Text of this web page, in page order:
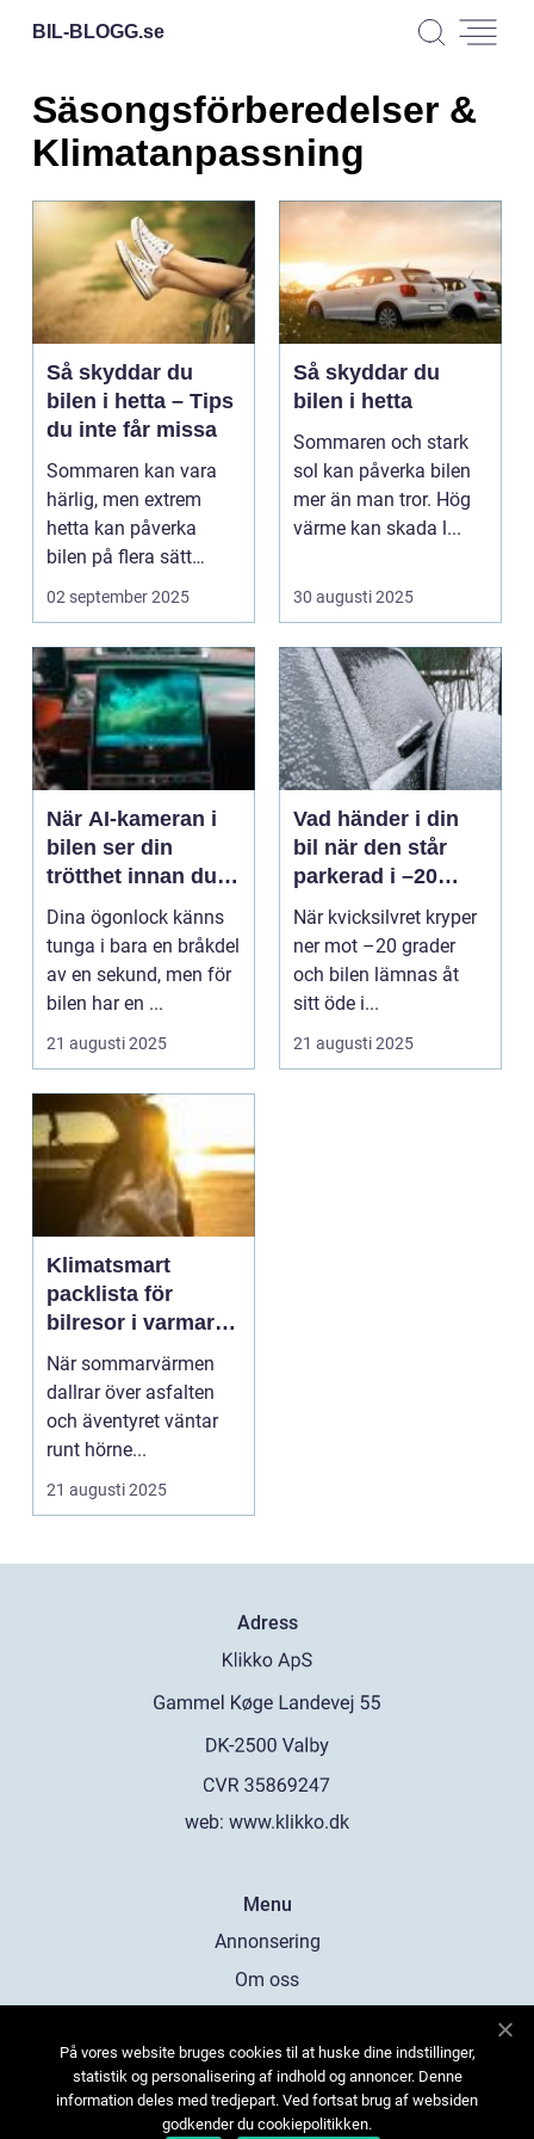
BIL-BLOGG.se
Säsongsförberedelser &
Klimatanpassning
Så skyddar du
bilen i hetta – Tips
du inte får missa
Sommaren kan vara
härlig, men extrem
hetta kan påverka
bilen på flera sätt
&nd...
02 september 2025
Så skyddar du
bilen i hetta
Sommaren och stark
sol kan påverka bilen
mer än man tror. Hög
värme kan skada l...
30 augusti 2025
När AI-kameran i
bilen ser din
trötthet innan du
gör det själv
Dina ögonlock känns
tunga i bara en bråkdel
av en sekund, men för
bilen har en ...
21 augusti 2025
Vad händer i din
bil när den står
parkerad i –20
grader i en vecka?
När kvicksilvret kryper
ner mot –20 grader
och bilen lämnas åt
sitt öde i...
21 augusti 2025
Klimatsmart
packlista för
bilresor i varmare
årstider
När sommarvärmen
dallrar över asfalten
och äventyret väntar
runt hörne...
21 augusti 2025
Adress
web: www.klikko.dk
Menu
Annonsering
Om oss
Kontakta oss
Sitemap
På vores website bruges cookies til at huske dine indstillinger,
statistik og personalisering af indhold og annoncer. Denne
information deles med tredjepart. Ved fortsat brug af websiden
godkender du cookiepolitikken.